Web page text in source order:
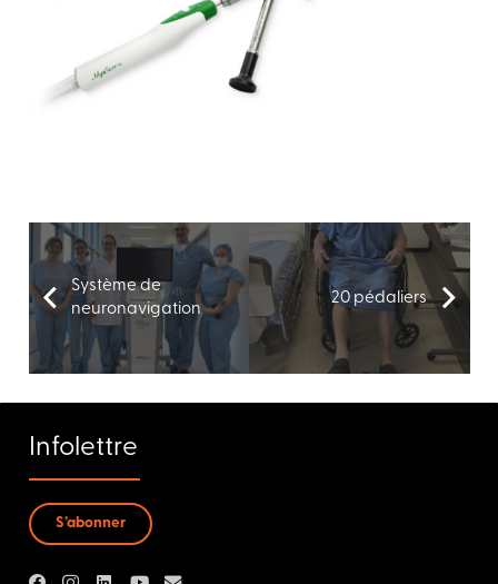
Système de
neuronavigation
20 pédaliers
Infolettre
S’abonner